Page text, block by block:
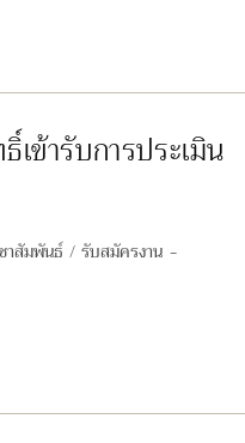
เข้ารับการประเมิน
าสัมพันธ์ / รับสมัครงาน